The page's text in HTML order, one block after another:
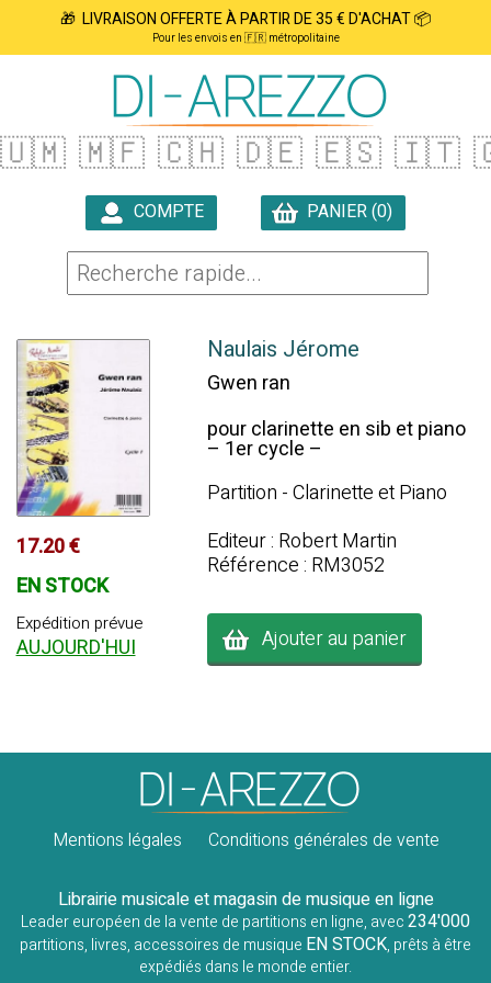
🎁 LIVRAISON OFFERTE À PARTIR DE 35 € D'ACHAT 📦
Pour les envois en 🇫🇷 métropolitaine
🇺🇲 🇲🇫 🇨🇭 🇩🇪 🇪🇸 🇮🇹
COMPTE
PANIER (0)
17.20 €
EN STOCK
Expédition prévue
AUJOURD'HUI
Naulais Jérome
Gwen ran
pour clarinette en sib et piano
– 1er cycle –
Partition - Clarinette et Piano
Editeur : Robert Martin
Référence : RM3052
Ajouter au panier
Mentions légales Conditions générales de vente
Librairie musicale et magasin de musique en ligne
Leader européen de la vente de partitions en ligne, avec234'000
partitions, livres, accessoires de musique EN STOCK, prêts à être
expédiés dans le monde entier.